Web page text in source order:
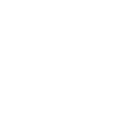
La democratización
En la España del
reservado a unos pocos
cualquiera con talento y
que jóvenes de origen
profundamente en una
democratización del
empezado a valorar más